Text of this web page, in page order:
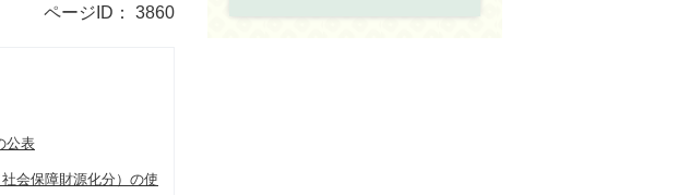
ページID：
3860
公表
会保障財源化分）の使